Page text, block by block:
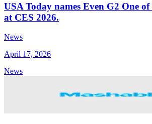
USA Today names Even G2 One
at CES 2026.
News
April 17, 2026
News